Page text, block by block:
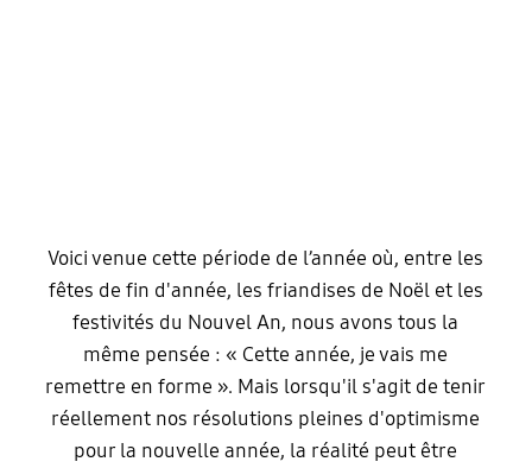
Voici venue cette période de l’année où, entre les
fêtes de fin d'année, les friandises de Noël et les
festivités du Nouvel An, nous avons tous la
même pensée : « Cette année, je vais me
remettre en forme ». Mais lorsqu'il s'agit de tenir
réellement nos résolutions pleines d'optimisme
pour la nouvelle année, la réalité peut être